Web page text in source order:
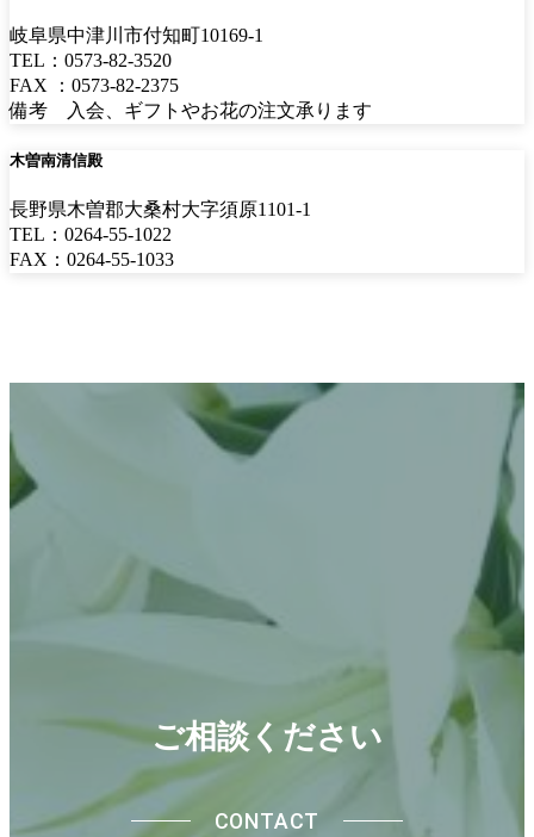
岐阜県中津川市付知町10169-1
TEL：0573-82-3520
FAX ：0573-82-2375
備考 入会、ギフトやお花の注文承ります
木曽南清信殿
長野県木曽郡大桑村大字須原1101-1
TEL：0264-55-1022
FAX：0264-55-1033
ご相談ください
CONTACT